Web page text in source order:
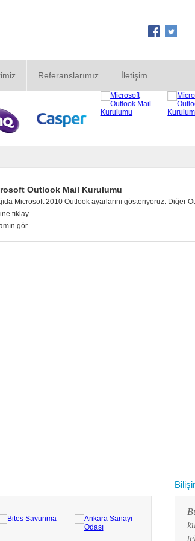
Referanslarımız İletişim
Outlook Mail Kurulumu
Microsoft 2010 Outlook ayarlarını gösteriyoruz. Diğer
tıklay
gör...
aklınızdan zaman zaman bu soru